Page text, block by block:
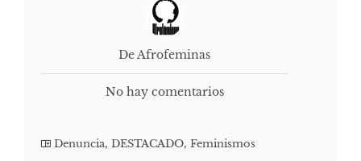
De Afrofeminas
No hay comentarios
Denuncia, DESTACADO, Feminismos